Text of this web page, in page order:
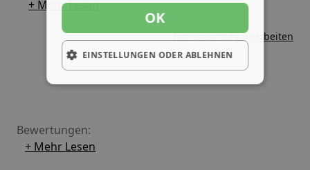
Berufsgruppen, die in der ETL Gruppe beschäftigt
sind, zählen Steuerberater, Wirtschaftsprüfer,
Buchhalter und Unternehmensberater. Die Firma
legt großen Wert auf individuelle
Kundenberatung und maßgeschneiderte
Lösungen.
+ Mehr Lesen
Firmeneintrag bearbeiten
Bewertungen:
+ Mehr Lesen
OK
EINSTELLUNGEN ODER ABLEHNEN